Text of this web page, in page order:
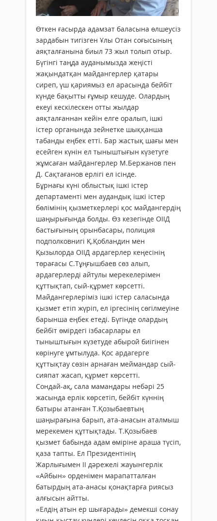
Өткен ғасырда адамзат баласына өлшеусіз
зардабын тигізген Ұлы Отан соғысының
аяқталғанына биыл 73 жыл толып отыр.
Бүгінгі таңда ауданымызда жеңісті
жақындатқан майдангерлер қатары
сиреп, үш қариямыз ел арасында бейбіт
күнде бақытты ғұмыр кешуде. Олардың
екеуі кескілескен отты жылдар
аяқталғаннан кейін елге оралып, ішкі
істер органында зейнетке шыққанша
табанды еңбек етті. Бар жастық шағы мен
есейген күнін ел тыныштығын күзетуге
жұмсаған майдангерлер М.Бержанов пен
Д. Сақтағанов ерлігі ел ісінде.
Бұрнағы күні облыстық ішкі істер
департаменті мен аудандық ішкі істер
бөлімінің қызметкерлері қос майдангердің
шаңырығында болды. Өз кезегінде ОІІД
бастығының орынбасары, полиция
подполковнигі Қ.Қобландин мен
Қызылорда ОІІД ардагерлер кеңесінің
төрағасы С.Тұңғышбаев сөз алып,
ардагерлерді айтулы мерекелерімен
құттықтап, сый-құрмет көрсетті.
Майдангерлеріміз ішкі істер саласында
қызмет етіп жүріп, ел іргесінің сөгілмеуіне
барынша еңбек етеді. Бүгінде олардың
бейбіт өмірдегі ізбасарлары ел
тыныштығын күзетуде абырой биігінен
көрінуге ұмтылуда. Қос ардагерге
құттықтау сөзін арнаған меймандар сый-
сияпат жасап, құрмет көрсетті.
Сондай-ақ, сала мамандары небәрі 25
жасында ерлік көрсетіп, бейбіт күннің
батыры атанған Т.Қозыбаевтың
шаңырағына барып, ата-анасын аталмыш
мерекемен құттықтады. Т.Қозыбаев
қызмет бабында адам өміріне араша түсіп,
қаза тапты. Ел Президентінің
Жарлығымен ІІ дәрежелі жауынгерлік
«Айбын» орденімен марапатталған
батырдың ата-анасы қонақтарға риясыз
алғысын айтты.
«Елдің атын ер шығарады» демекші сонау